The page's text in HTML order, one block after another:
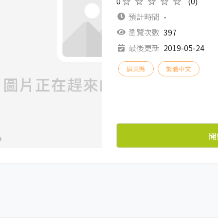
預計時間 -
瀏覽次數 397
最後更新 2019-05-24
屏東縣 繁體中文